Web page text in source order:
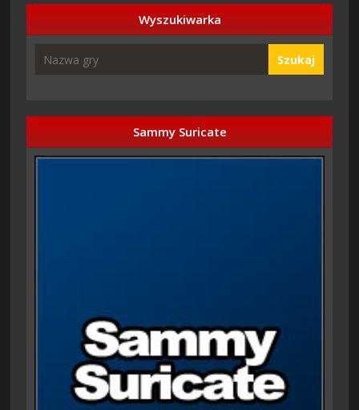
Wyszukiwarka
Szukaj
Sammy Suricate